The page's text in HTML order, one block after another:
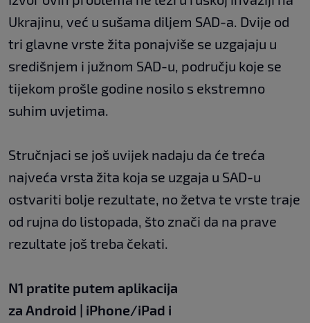
Ukrajinu, već u sušama diljem SAD-a. Dvije od
tri glavne vrste žita ponajviše se uzgajaju u
središnjem i južnom SAD-u, području koje se
tijekom prošle godine nosilo s ekstremno
suhim uvjetima.
Stručnjaci se još uvijek nadaju da će treća
najveća vrsta žita koja se uzgaja u SAD-u
ostvariti bolje rezultate, no žetva te vrste traje
od rujna do listopada, što znači da na prave
rezultate još treba čekati.
N1 pratite putem aplikacija
za Android | iPhone/iPad i